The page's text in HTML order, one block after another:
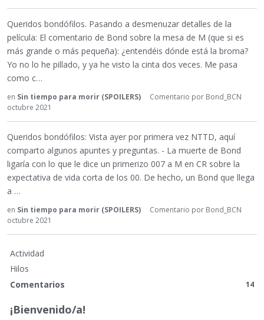
Queridos bondófilos. Pasando a desmenuzar detalles de la
película: El comentario de Bond sobre la mesa de M (que si es
más grande o más pequeña): ¿entendéis dónde está la broma?
Yo no lo he pillado, y ya he visto la cinta dos veces. Me pasa
como c…
en Sin tiempo para morir (SPOILERS) Comentario por Bond_BCN
octubre 2021
Queridos bondófilos: Vista ayer por primera vez NTTD, aquí
comparto algunos apuntes y preguntas. - La muerte de Bond
ligaría con lo que le dice un primerizo 007 a M en CR sobre la
expectativa de vida corta de los 00. De hecho, un Bond que llega
a …
en Sin tiempo para morir (SPOILERS) Comentario por Bond_BCN
octubre 2021
Actividad
Hilos
Comentarios
14
¡Bienvenido/a!